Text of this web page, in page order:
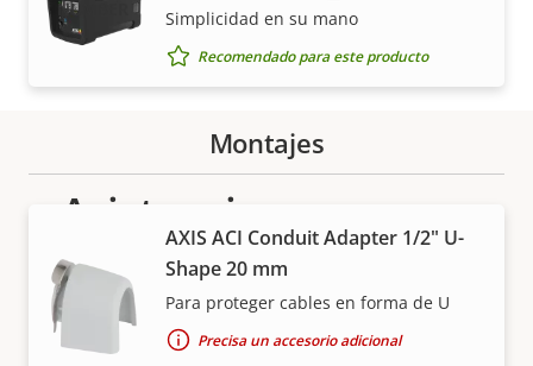
Simplicidad en su mano
Recomendado para este producto
Montajes
AXIS ACI Conduit Adapter 1/2" U-
Shape 20 mm
Para proteger cables en forma de U
Precisa un accesorio adicional
Asistencia y recursos
¿Necesita información sobre cualquier producto
Axis, software o ayuda de uno de nuestros expertos?